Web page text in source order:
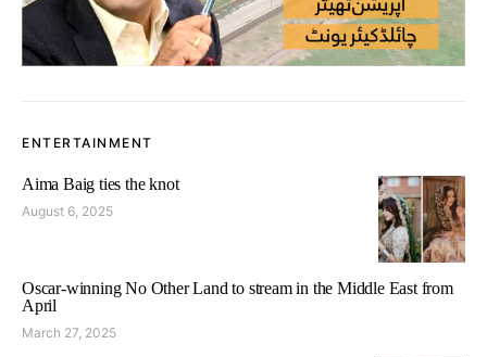
ENTERTAINMENT
Aima Baig ties the knot
August 6, 2025
Oscar-winning No Other Land to stream in the Middle East from
April
March 27, 2025